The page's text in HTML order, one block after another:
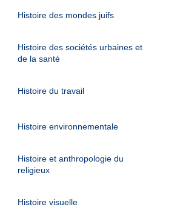
Histoire des mondes juifs
Histoire des sociétés urbaines et
de la santé
Histoire du travail
Histoire environnementale
Histoire et anthropologie du
religieux
Histoire visuelle